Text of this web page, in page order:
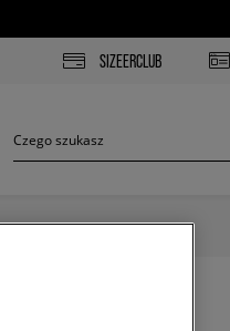
SIZEERCLUB